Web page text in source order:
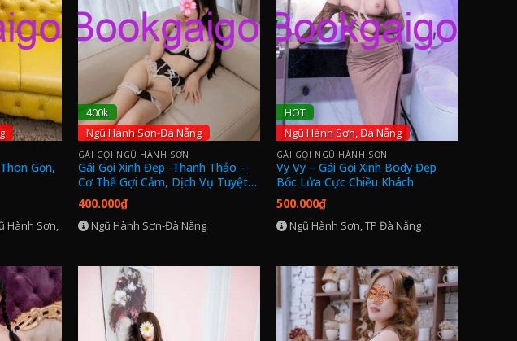
Gọn,
Hành Sơn,
400k
Ngũ Hành Sơn-Đà Nẵng
GÁI GỌI NGŨ HÀNH SƠN
Gái Gọi Xinh Đẹp -Thanh Thảo –
Cơ Thể Gợi Cảm, Dịch Vụ Tuyệt
Vời
400.000₫
Ngũ Hành Sơn-Đà Nẵng
HOT
Ngũ Hành Sơn, Đà Nẵng
GÁI GỌI NGŨ HÀNH SƠN
Vy Vy – Gái Gọi Xinh Body Đẹp
Bốc Lửa Cực Chiều Khách
500.000₫
Ngũ Hành Sơn, TP Đà Nẵng